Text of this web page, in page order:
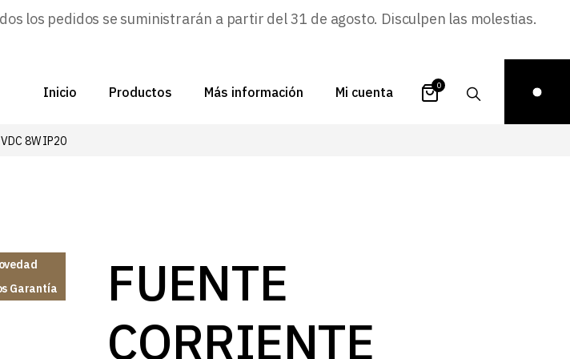
los pedidos se suministrarán a partir del 31 de agosto. Disculpen las molestias.
Inicio Productos Más información
FAQs
Proyectos
Zona de inspiración
Mi cuenta 0
8W IP20
Garantía
FUENTE
CORRIENTE